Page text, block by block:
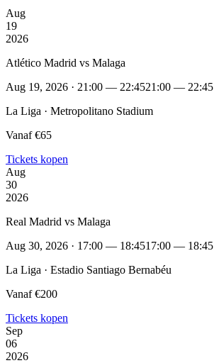
Aug
19
2026
Atlético Madrid vs Malaga
Aug 19, 2026 · 21:00 — 22:4521:00 — 22:45
La Liga · Metropolitano Stadium
Vanaf €65
Tickets kopen
Aug
30
2026
Real Madrid vs Malaga
Aug 30, 2026 · 17:00 — 18:4517:00 — 18:45
La Liga · Estadio Santiago Bernabéu
Vanaf €200
Tickets kopen
Sep
06
2026